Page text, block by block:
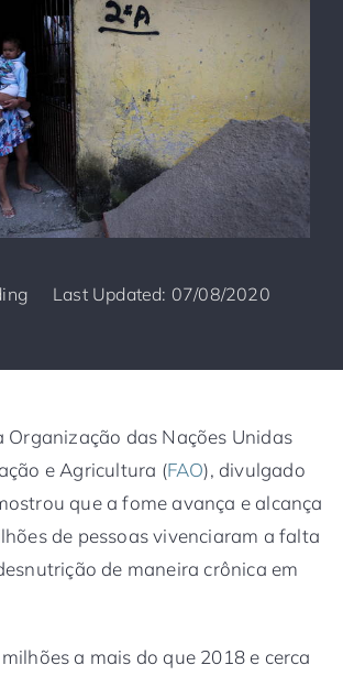
Last Updated: 07/08/2020
Organização das Nações Unidas
e Agricultura (FAO), divulgado
que a fome avança e alcança
de pessoas vivenciaram a falta
de maneira crônica em
a mais do que 2018 e cerca